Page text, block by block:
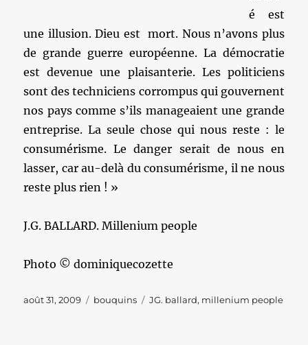
é est
une illusion. Dieu est mort. Nous n’avons plus
de grande guerre européenne. La démocratie
est devenue une plaisanterie. Les politiciens
sont des techniciens corrompus qui gouvernent
nos pays comme s’ils manageaient une grande
entreprise. La seule chose qui nous reste : le
consumérisme. Le danger serait de nous en
lasser, car au-delà du consumérisme, il ne nous
reste plus rien ! »
J.G. BALLARD. Millenium people
Photo © dominiquecozette
Publié
août 31, 2009 Catégories
bouquins Étiquettes
JG. ballard, millenium people